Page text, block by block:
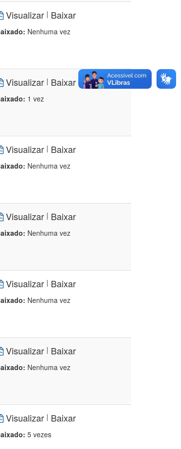
Visualizar | Baixar
Nenhuma vez
Visualizar | Baixar
1 vez
Visualizar | Baixar
Nenhuma vez
Visualizar | Baixar
Nenhuma vez
Visualizar | Baixar
Nenhuma vez
Visualizar | Baixar
Nenhuma vez
Visualizar | Baixar
5 vezes